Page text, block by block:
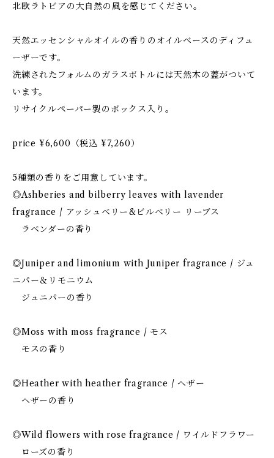
北欧ラトビアの大自然の風を感じてください。
天然エッセンシャルオイルの香りのオイルベースのディフュ
ーザーです。
洗練されたフォルムのガラスボトルには天然木の蓋がついて
います。
リサイクルペーパー製のボックス入り。
price ¥6,600（税込 ¥7,260）
5種類の香りをご用意しています。
◎Ashberies and bilberry leaves with lavender
fragrance / アッシュベリー&ビルベリー リーブス
ラベンダーの香り
◎Juniper and limonium with Juniper fragrance / ジュ
ニパー＆リモニウム
ジュニパーの香り
◎Moss with moss fragrance / モス
モスの香り
◎Heather with heather fragrance / ヘザー
ヘザーの香り
◎Wild flowers with rose fragrance / ワイルドフラワー
ローズの香り